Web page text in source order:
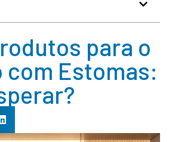
para o
com Estomas: